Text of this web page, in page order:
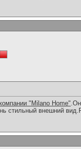
компании "Milano Home"
стильный внешний